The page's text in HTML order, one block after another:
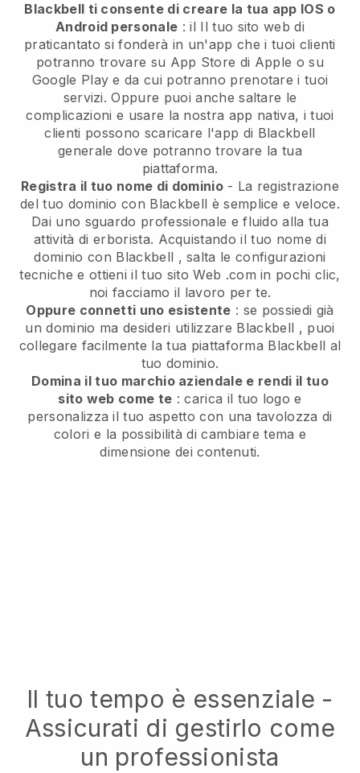
Blackbell ti consente di creare la tua app IOS o
Android personale : il Il tuo sito web di
praticantato si fonderà in un'app che i tuoi clienti
potranno trovare su App Store di Apple o su
Google Play e da cui potranno prenotare i tuoi
servizi. Oppure puoi anche saltare le
complicazioni e usare la nostra app nativa, i tuoi
clienti possono scaricare l'app di Blackbell
generale dove potranno trovare la tua
piattaforma.
Registra il tuo nome di dominio- La registrazione
del tuo dominio con Blackbell è semplice e veloce.
Dai uno sguardo professionale e fluido alla tua
attività di erborista. Acquistando il tuo nome di
dominio con Blackbell , salta le configurazioni
tecniche e ottieni il tuo sito Web .com in pochi clic,
noi facciamo il lavoro per te.
Oppure connetti uno esistente : se possiedi già
un dominio ma desideri utilizzare Blackbell , puoi
collegare facilmente la tua piattaforma Blackbell al
tuo dominio.
Domina il tuo marchio aziendale e rendi il tuo
sito web come te : carica il tuo logo e
personalizza il tuo aspetto con una tavolozza di
colori e la possibilità di cambiare tema e
dimensione dei contenuti.
Il tuo tempo è essenziale -
Assicurati di gestirlo come
un professionista